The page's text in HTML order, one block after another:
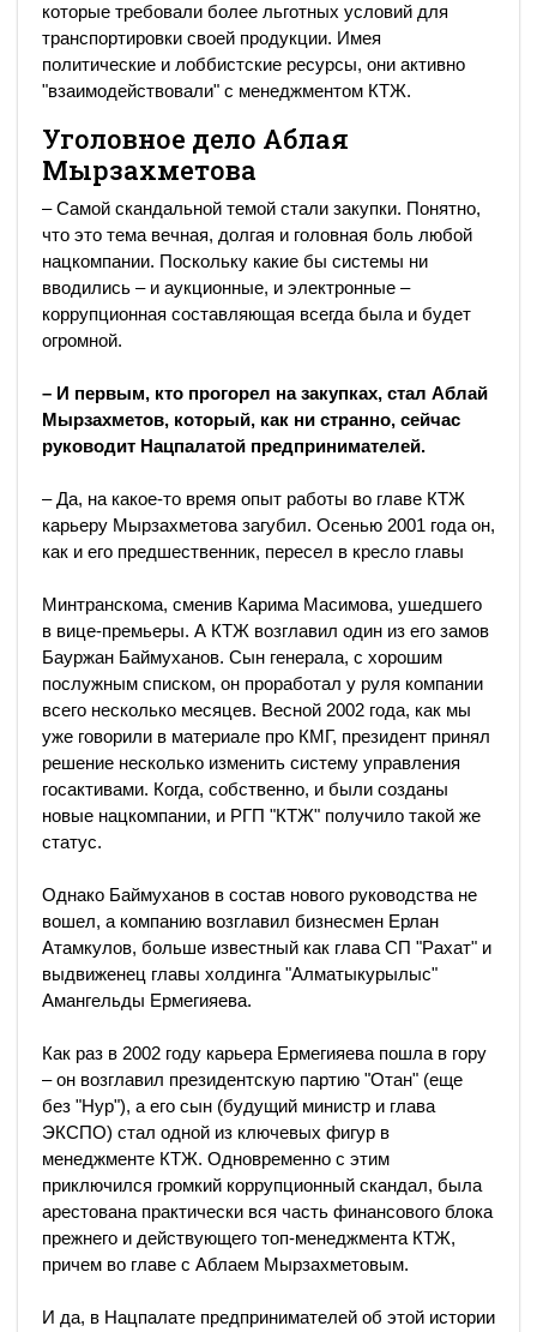
которые требовали более льготных условий для
транспортировки своей продукции. Имея
политические и лоббистские ресурсы, они активно
"взаимодействовали" с менеджментом КТЖ.
Уголовное дело Аблая
Мырзахметова
– Самой скандальной темой стали закупки. Понятно,
что это тема вечная, долгая и головная боль любой
нацкомпании. Поскольку какие бы системы ни
вводились – и аукционные, и электронные –
коррупционная составляющая всегда была и будет
огромной.
– И первым, кто прогорел на закупках, стал Аблай
Мырзахметов, который, как ни странно, сейчас
руководит Нацпалатой предпринимателей.
– Да, на какое-то время опыт работы во главе КТЖ
карьеру Мырзахметова загубил. Осенью 2001 года он,
как и его предшественник, пересел в кресло главы
Минтранскома, сменив Карима Масимова, ушедшего
в вице-премьеры. А КТЖ возглавил один из его замов
Бауржан Баймуханов. Сын генерала, с хорошим
послужным списком, он проработал у руля компании
всего несколько месяцев. Весной 2002 года, как мы
уже говорили в материале про КМГ, президент принял
решение несколько изменить систему управления
госактивами. Когда, собственно, и были созданы
новые нацкомпании, и РГП "КТЖ" получило такой же
статус.
Однако Баймуханов в состав нового руководства не
вошел, а компанию возглавил бизнесмен Ерлан
Атамкулов, больше известный как глава СП "Рахат" и
выдвиженец главы холдинга "Алматыкурылыс"
Амангельды Ермегияева.
Как раз в 2002 году карьера Ермегияева пошла в гору
– он возглавил президентскую партию "Отан" (еще
без "Нур"), а его сын (будущий министр и глава
ЭКСПО) стал одной из ключевых фигур в
менеджменте КТЖ. Одновременно с этим
приключился громкий коррупционный скандал, была
арестована практически вся часть финансового блока
прежнего и действующего топ-менеджмента КТЖ,
причем во главе с Аблаем Мырзахметовым.
И да, в Нацпалате предпринимателей об этой истории